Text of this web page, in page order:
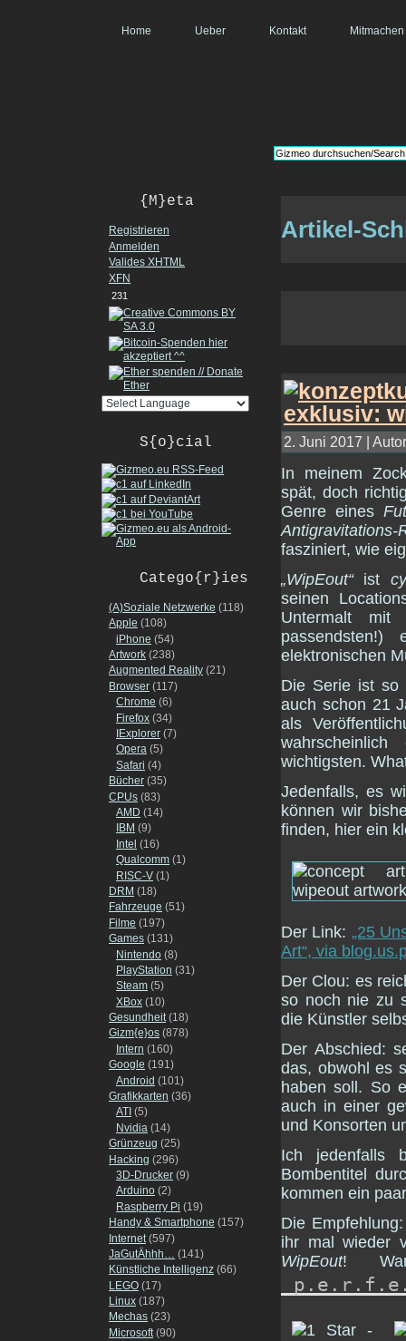
Home Ueber Kontakt Mitmachen
{M}eta
Registrieren
Anmelden
Valides XHTML
XFN
231
S{o}cial
Catego{r}ies
(A)Soziale Netzwerke (118)
Apple (108)
iPhone (54)
Artwork (238)
Augmented Reality (21)
Browser (117)
Chrome (6)
Firefox (34)
IExplorer (7)
Opera (5)
Safari (4)
Bücher (35)
CPUs (83)
AMD (14)
IBM (9)
Intel (16)
Qualcomm (1)
RISC-V (1)
DRM (18)
Fahrzeuge (51)
Filme (197)
Games (131)
Nintendo (8)
PlayStation (31)
Steam (5)
XBox (10)
Gesundheit(18)
Gizm{e}os (878)
Intern (160)
Google (191)
Android (101)
Grafikkarten (36)
ATI (5)
Nvidia (14)
Grünzeug (25)
Hacking (296)
3D-Drucker (9)
Arduino (2)
Raspberry Pi (19)
Handy & Smartphone (157)
Internet (597)
JaGutÄhhh… (141)
Künstliche Intelligenz (66)
LEGO (17)
Linux (187)
Mechas (23)
Microsoft(90)
Artikel-
2. Juni 2017 |
In meinem
spät, doch
Genre eines
Antigravitations-
fasziniert, wie
„WipEout“ist
seinen
Untermalt mit
elektronischen
Die Serie ist
auch schon 21
als
wichtigsten.
Jedenfalls, es
können wir
finden, hier ein
Der Link: „25
Art“, via
Der Clou: es
so noch nie zu
die Künstler
Der Abschied:
das, obwohl es
haben soll. So
auch in einer
und Konsorten
Ich jedenfalls
Bombentitel
kommen ein
Die
ihr mal wieder
WipEout!